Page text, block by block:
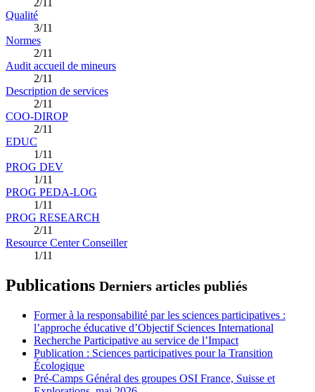
Qualité
3/11
Normes
2/11
Audit accueil de mineurs
2/11
Description de services
2/11
COO-DIROP
2/11
EDUC
1/11
PROG DEV
1/11
PROG PEDA-LOG
1/11
PROG RESEARCH
2/11
Resource Center Conseiller
1/11
Publications Derniers articles publiés
Former à la responsabilité par les sciences participatives :
l’approche éducative d’Objectif Sciences International
Recherche Participative au service de l’Impact
Publication : Sciences participatives pour la Transition
Écologique
Pré-Camps Général des groupes OSI France, Suisse et